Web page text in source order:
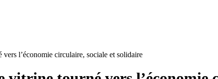
l’économie circulaire, sociale et solidaire